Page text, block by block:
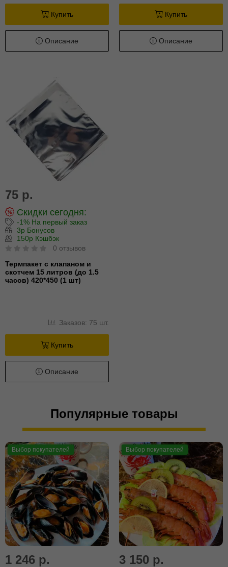
Купить
Описание
Купить
Описание
75 р.
Скидки сегодня:
-1% На первый заказ
3р Бонусов
150р Кэшбэк
0 отзывов
Термпакет с клапаном и
скотчем 15 литров (до 1.5
часов) 420*450 (1 шт)
Заказов: 75 шт.
Купить
Описание
Популярные товары
Выбор покупателей
1 246 р.
Выбор покупателей
3 150 р.